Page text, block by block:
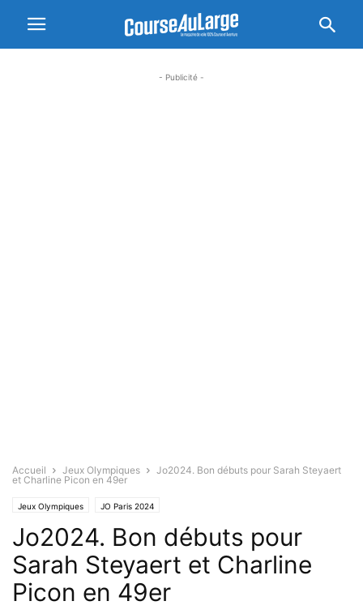
- Publicité -
Accueil Jeux Olympiques
Jo2024. Bon débuts pour Sarah Steyaert
et Charline Picon en 49er
Jeux Olympiques JO Paris 2024
Jo2024. Bon débuts pour
Sarah Steyaert et Charline
Picon en 49er